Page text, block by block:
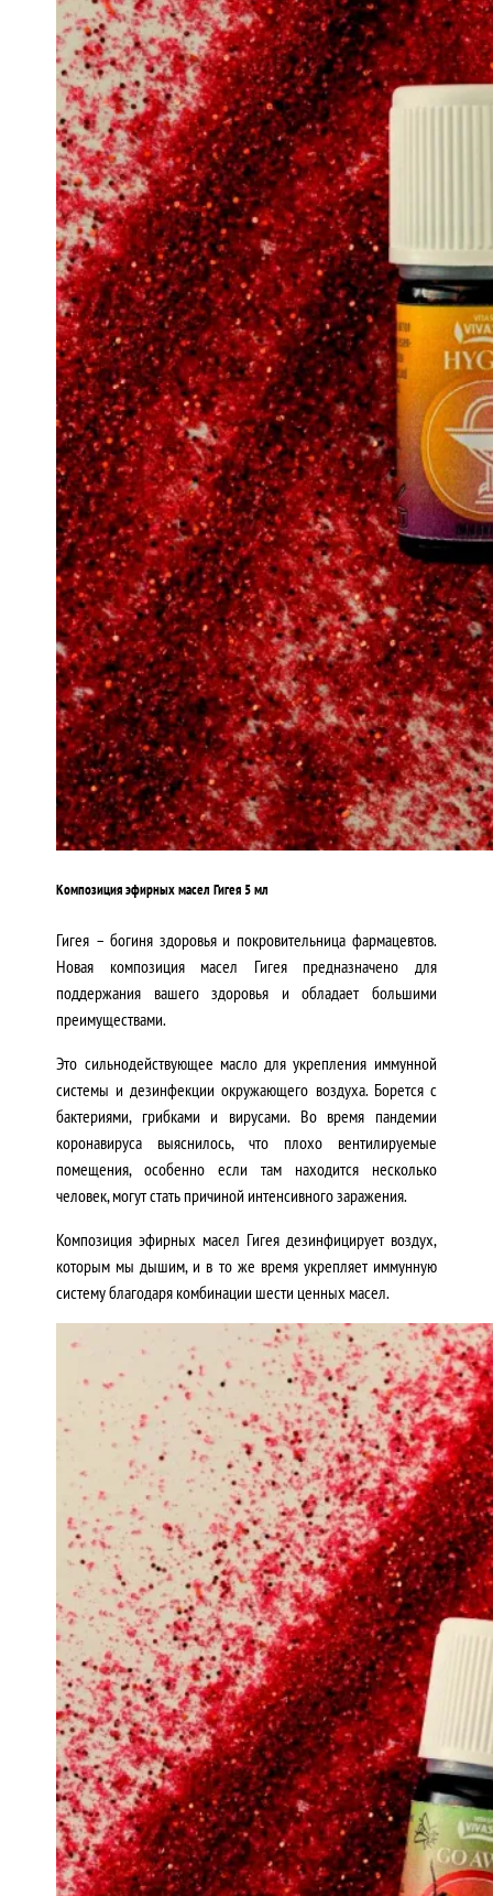
Композиция эфирных масел Гигея 5 мл
Гигея – богиня здоровья и покровительница фармацевтов.
Новая композиция масел Гигея предназначено для
поддержания вашего здоровья и обладает большими
преимуществами.
Это сильнодействующее масло для укрепления иммунной
системы и дезинфекции окружающего воздуха. Борется с
бактериями, грибками и вирусами. Во время пандемии
коронавируса выяснилось, что плохо вентилируемые
помещения, особенно если там находится несколько
человек, могут стать причиной интенсивного заражения.
Композиция эфирных масел Гигея дезинфицирует воздух,
которым мы дышим, и в то же время укрепляет иммунную
систему благодаря комбинации шести ценных масел.